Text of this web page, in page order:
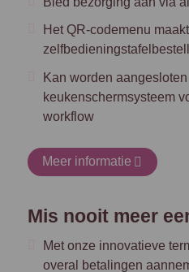
Het QR-codemenu
Kan worden
keukenschermsysteem
workflow
Meer informatie
Mis nooit meer
Met onze innovatieve
overal betalingen